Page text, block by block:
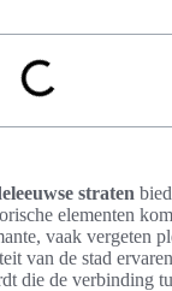
straten
elementen
vaak vergeten
van de stad
die de verbinding